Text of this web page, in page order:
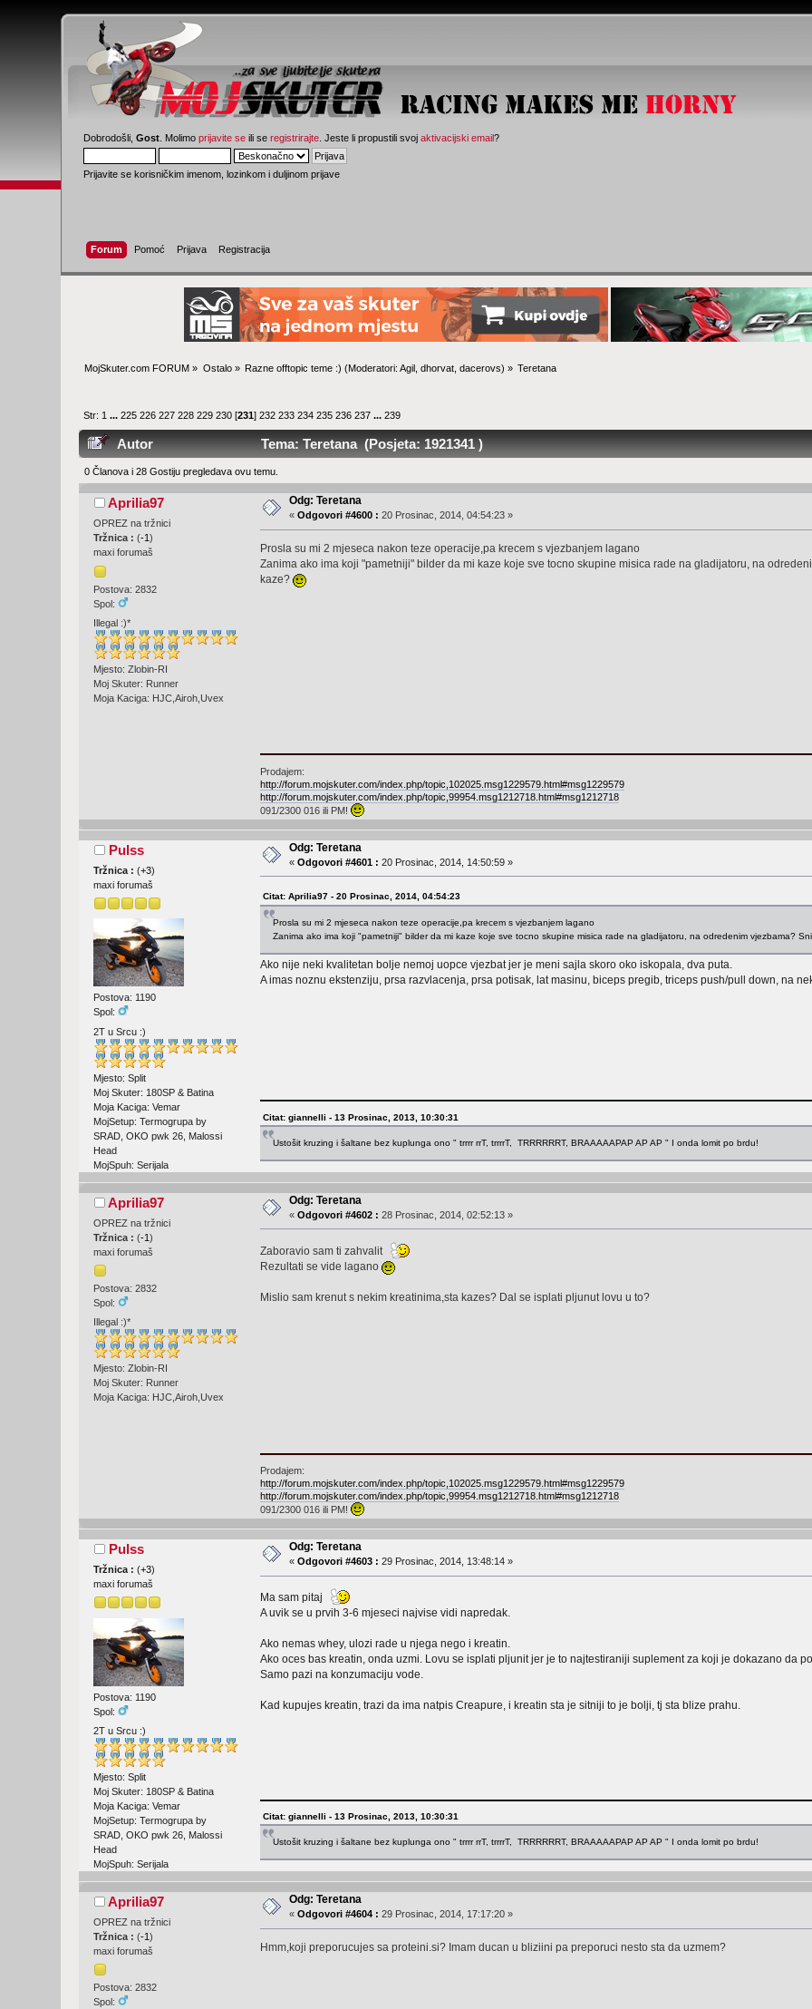
Dobrodošli,Gost . Molimoprijavite se ili seregistrirajte . Jeste li propustili svojaktivacijski email?
Prijavite se korisničkim imenom, lozinkom i duljinom prijave
Forum Pomoć Prijava Registracija
MojSkuter.com FORUM » Ostalo» Razne offtopic teme :) (Moderatori:Agil ,dhorvat ,dacerovs) » Teretana
Str: 1 ...225 226 227 228 229 230 [231]232 233 234 235 236 237 ...239
Autor Tema: Teretana (Posjeta: 1921341 )
0 Članova i 28 Gostiju pregledava ovu temu.
Aprilia97
OPREZ na tržnici
Tržnica :(-1)
maxi forumaš
Postova: 2832
Spol:
Illegal :)*
Mjesto: Zlobin-RI
Moj Skuter: Runner
Moja Kaciga: HJC,Airoh,Uvex
Odg: Teretana
«Odgovori #4600 : 20 Prosinac, 2014, 04:54:23 »
Prosla su mi 2 mjeseca nakon teze operacije,pa krecem s vjezbanjem lagano
Zanima ako ima koji "pametniji" bilder da mi kaze koje sve tocno skupine misica rade na gladijatoru, na
kaze?
Prodajem:
http://forum.mojskuter.com/index.php/topic,102025.msg1229579.html#msg1229579
http://forum.mojskuter.com/index.php/topic,99954.msg1212718.html#msg1212718
091/2300 016 ili PM!
Pulss
Tržnica :(+3)
maxi forumaš
Postova: 1190
Spol:
2T u Srcu :)
Mjesto: Split
Moj Skuter: 180SP & Batina
Moja Kaciga: Vemar
MojSetup: Termogrupa by
SRAD, OKO pwk 26, Malossi
Head
MojSpuh: Serijala
Odg: Teretana
«Odgovori #4601 : 20 Prosinac, 2014, 14:50:59 »
Citat: Aprilia97 - 20 Prosinac, 2014, 04:54:23
Prosla su mi 2 mjeseca nakon teze operacije,pa krecem s vjezbanjem lagano
Zanima ako ima koji "pametniji" bilder da mi kaze koje sve tocno skupine misica rade na gladijatoru, na odredenim vjezbama?
Ako nije neki kvalitetan bolje nemoj uopce vjezbat jer je meni sajla skoro oko iskopala, dva puta.
A imas noznu ekstenziju, prsa razvlacenja, prsa potisak, lat masinu, biceps pregib, triceps push/pull down, na
Citat: giannelli - 13 Prosinac, 2013, 10:30:31
Ustošit kruzing i šaltane bez kuplunga ono " trrrr rrT, trrrrT, TRRRRRRT, BRAAAAAPAP AP AP " I onda lomit po brdu!
Aprilia97
OPREZ na tržnici
Tržnica :(-1)
maxi forumaš
Postova: 2832
Spol:
Illegal :)*
Mjesto: Zlobin-RI
Moj Skuter: Runner
Moja Kaciga: HJC,Airoh,Uvex
Odg: Teretana
«Odgovori #4602 : 28 Prosinac, 2014, 02:52:13 »
Zaboravio sam ti zahvalit
Rezultati se vide lagano
Mislio sam krenut s nekim kreatinima,sta kazes? Dal se isplati pljunut lovu u to?
Prodajem:
http://forum.mojskuter.com/index.php/topic,102025.msg1229579.html#msg1229579
http://forum.mojskuter.com/index.php/topic,99954.msg1212718.html#msg1212718
091/2300 016 ili PM!
Pulss
Tržnica :(+3)
maxi forumaš
Postova: 1190
Spol:
2T u Srcu :)
Mjesto: Split
Moj Skuter: 180SP & Batina
Moja Kaciga: Vemar
MojSetup: Termogrupa by
SRAD, OKO pwk 26, Malossi
Head
MojSpuh: Serijala
Odg: Teretana
«Odgovori #4603 : 29 Prosinac, 2014, 13:48:14 »
Ma sam pitaj
A uvik se u prvih 3-6 mjeseci najvise vidi napredak.
Ako nemas whey, ulozi rade u njega nego i kreatin.
Ako oces bas kreatin, onda uzmi. Lovu se isplati pljunit jer je to najtestiraniji suplement za koji je dokazano da
Samo pazi na konzumaciju vode.
Kad kupujes kreatin, trazi da ima natpis Creapure, i kreatin sta je sitniji to je bolji, tj sta blize prahu.
Citat: giannelli - 13 Prosinac, 2013, 10:30:31
Ustošit kruzing i šaltane bez kuplunga ono " trrrr rrT, trrrrT, TRRRRRRT, BRAAAAAPAP AP AP " I onda lomit po brdu!
Aprilia97
OPREZ na tržnici
Tržnica :(-1)
maxi forumaš
Postova: 2832
Spol:
Odg: Teretana
«Odgovori #4604 : 29 Prosinac, 2014, 17:17:20 »
Hmm,koji preporucujes sa proteini.si? Imam ducan u bliziini pa preporuci nesto sta da uzmem?